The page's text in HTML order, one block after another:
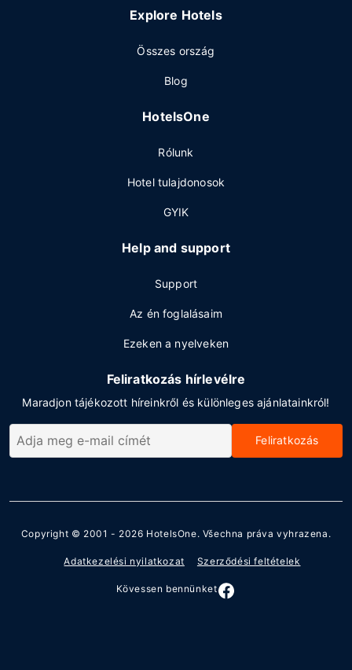
Explore Hotels
Összes ország
Blog
HotelsOne
Rólunk
Hotel tulajdonosok
GYIK
Help and support
Support
Az én foglalásaim
Ezeken a nyelveken
Feliratkozás hírlevélre
Maradjon tájékozott híreinkről és különleges ajánlatainkról!
Feliratkozás
Copyright © 2001 - 2026 HotelsOne. Všechna práva vyhrazena.
Adatkezelési nyilatkozat Szerződési feltételek
Kövessen bennünket